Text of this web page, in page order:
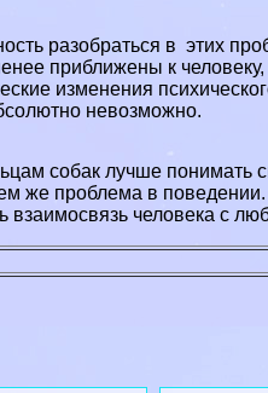
разобраться в этих
приближены к
изменения
невозможно.
собак лучше понимать
же проблема в
взаимосвязь человека с